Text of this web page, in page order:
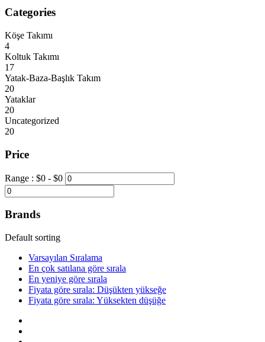
Categories
Köşe Takımı
4
Koltuk Takımı
17
Yatak-Baza-Başlık Takım
20
Yataklar
20
Uncategorized
20
Price
Range : $0 - $0
Brands
Default sorting
Varsayılan Sıralama
En çok satılana göre sırala
En yeniye göre sırala
Fiyata göre sırala: Düşükten yükseğe
Fiyata göre sırala: Yüksekten düşüğe